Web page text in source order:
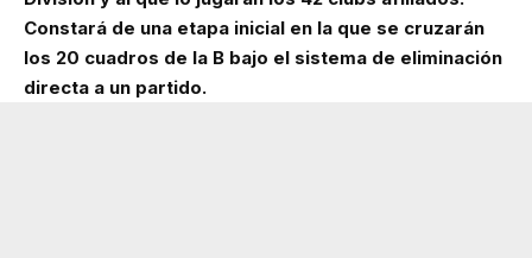
Constará de una etapa inicial en la que se cruzarán
los 20 cuadros de la B bajo el sistema de eliminación
directa a un partido.